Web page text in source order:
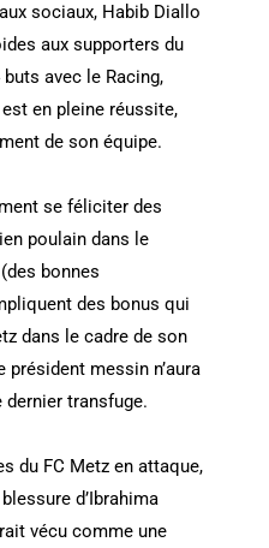
sociaux, Habib Diallo
aux supporters du
avec le Racing,
en pleine réussite,
de son équipe.
se féliciter des
poulain dans le
bonnes
des bonus qui
dans le cadre de son
messin n’aura
dernier transfuge.
du FC Metz en attaque,
d’Ibrahima
vécu comme une